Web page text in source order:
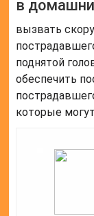
в
вызвать
поднятой
обеспечить
которые